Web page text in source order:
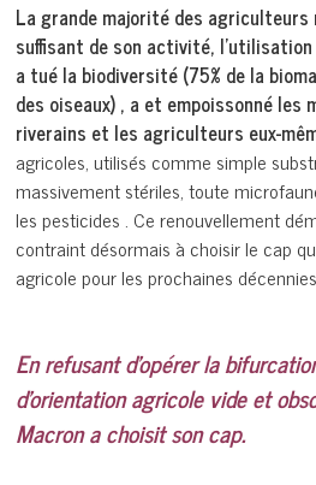
La grande majorité des agriculteurs
suffisant de son activité, l’utilisation
a tué la biodiversité (75% de la
des oiseaux) , a et empoissonné les
riverains et les agriculteurs eux-
agricoles, utilisés comme simple
massivement stériles, toute
les pesticides . Ce renouvellement
contraint désormais à choisir le cap
agricole pour les prochaines
En refusant d’opérer la
d’orientation agricole vide et
Macron a choisit son cap.